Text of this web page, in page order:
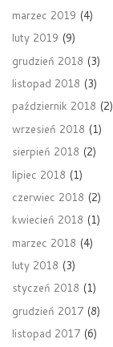
marzec 2019 (4)
luty 2019 (9)
grudzień 2018 (3)
listopad 2018 (3)
październik 2018 (2)
wrzesień 2018 (1)
sierpień 2018 (2)
lipiec 2018 (1)
czerwiec 2018 (2)
kwiecień 2018 (1)
marzec 2018 (4)
luty 2018 (3)
styczeń 2018 (1)
grudzień 2017 (8)
listopad 2017 (6)